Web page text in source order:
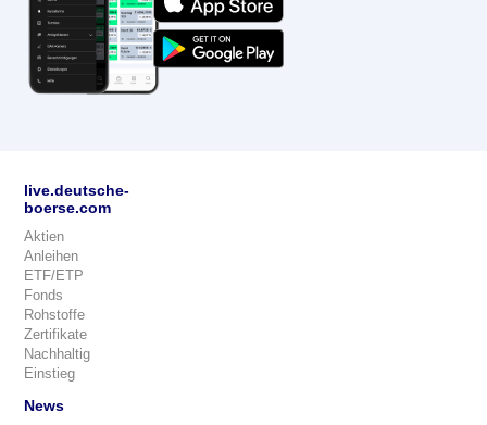
live.deutsche-
boerse.com
Aktien
Anleihen
ETF/ETP
Fonds
Rohstoffe
Zertifikate
Nachhaltig
Einstieg
News